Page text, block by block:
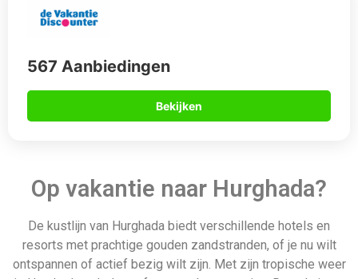
inclusive vakantie naar een van de vele speciaal
Daarom boek je via
Allinclusive.be
Gegarandeerd de beste deal